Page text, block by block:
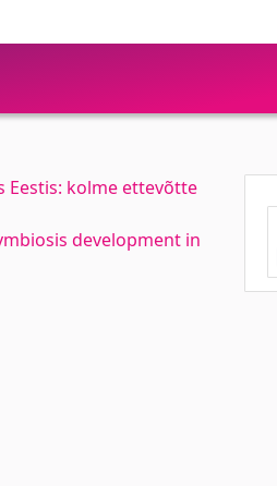
Eestis: kolme ettevõtte
development in